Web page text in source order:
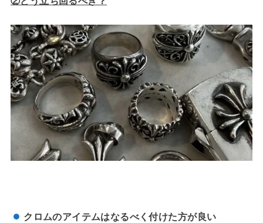
クロムのアイテムはなるべく付けた方が良い